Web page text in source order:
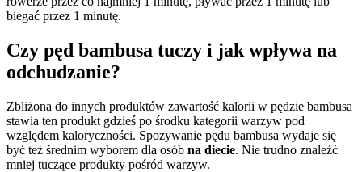
biegać przez 1 minutę.
Czy pęd bambusa tuczy i jak wpływa na
odchudzanie?
Zbliżona do innych produktów zawartość kalorii w pędzie bambusa
stawia ten produkt gdzieś po środku kategorii warzyw pod
względem kaloryczności. Spożywanie pędu bambusa wydaje się
być też średnim wyborem dla osób na diecie. Nie trudno znaleźć
mniej tuczące produkty pośród warzyw.